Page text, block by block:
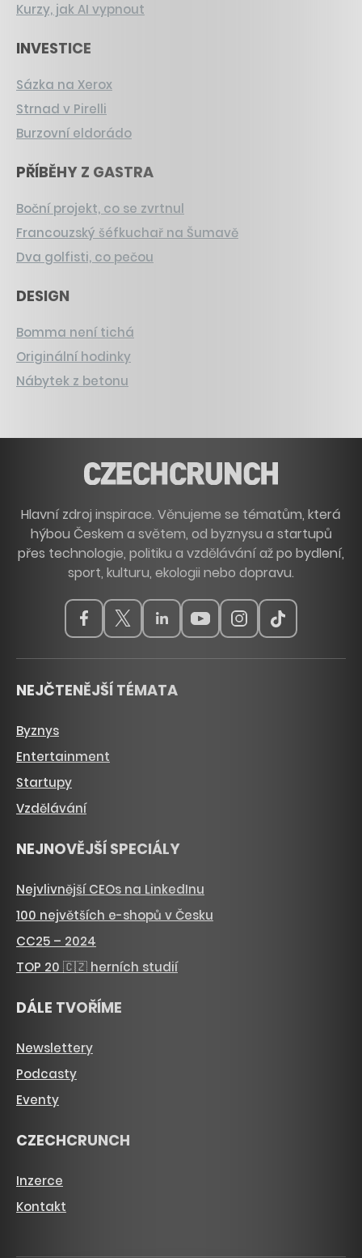
Kurzy, jak AI vypnout
INVESTICE
Sázka na Xerox
Strnad v Pirelli
Burzovní eldorádo
PŘÍBĚHY Z GASTRA
Boční projekt, co se zvrtnul
Francouzský šéfkuchař na Šumavě
Dva golfisti, co pečou
DESIGN
Bomma není tichá
Originální hodinky
Nábytek z betonu
Hlavní zdroj inspirace. Věnujeme se tématům, která
hýbou Českem a světem, od byznysu a startupů
přes technologie, politiku a vzdělávání až po bydlení,
sport, kulturu, ekologii nebo dopravu.
NEJČTENĚJŠÍ TÉMATA
Byznys
Entertainment
Startupy
Vzdělávání
NEJNOVĚJŠÍ SPECIÁLY
Nejvlivnější CEOs na LinkedInu
100 největších e-shopů v Česku
CC25 – 2024
TOP 20 🇨🇿 herních studií
DÁLE TVOŘÍME
Newslettery
Podcasty
Eventy
CZECHCRUNCH
Inzerce
Kontakt